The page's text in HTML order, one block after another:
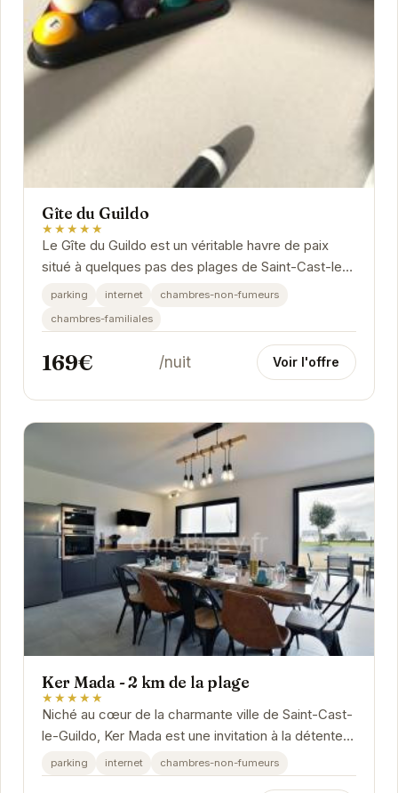
Gîte du Guildo
★★★★★
Le Gîte du Guildo est un véritable havre de paix
situé à quelques pas des plages de Saint-Cast-le-
Guildo. Avec son ambiance chaleureuse et ses...
parking internet
chambres-non-fumeurs
chambres-familiales
169€ /nuit Voir l'offre
Ker Mada - 2 km de la plage
★★★★★
Niché au cœur de la charmante ville de Saint-Cast-
le-Guildo, Ker Mada est une invitation à la détente.
Ses équipements modernes et son...
parking internet chambres-non-fumeurs